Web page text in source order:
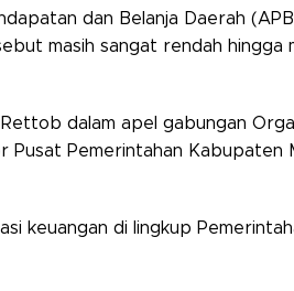
dan Belanja Daerah
masih sangat rendah hingga
dalam apel gabungan
Pusat Pemerintahan Kabupaten
keuangan di lingkup